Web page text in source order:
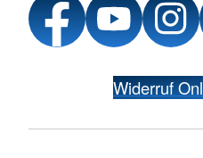
Widerruf